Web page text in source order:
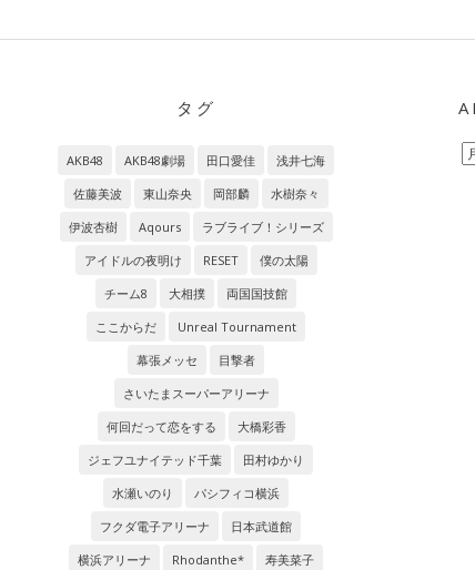
タグ
AKB48 AKB48劇場 田口愛佳
浅井七海
佐藤美波
東山奈央 岡部麟
水樹奈々
伊波杏樹
Aqours
ラブライブ！シリーズ
アイドルの夜明け
RESET
僕の太陽
チーム8
大相撲
両国国技館
ここからだ
Unreal Tournament
幕張メッセ
目撃者
さいたまスーパーアリーナ
何回だって恋をする
大橋彩香
ジェフユナイテッド千葉
田村ゆかり
水瀬いのり
パシフィコ横浜
フクダ電子アリーナ
日本武道館
横浜アリーナ
Rhodanthe*
寿美菜子